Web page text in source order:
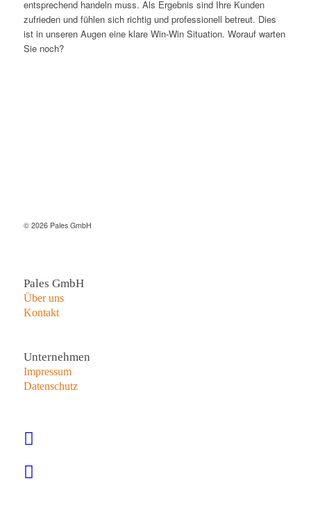
entsprechend handeln muss. Als Ergebnis sind Ihre Kunden
zufrieden und fühlen sich richtig und professionell betreut. Dies
ist in unseren Augen eine klare Win-Win Situation. Worauf warten
Sie noch?
© 2026 Pales GmbH
Pales GmbH
Über uns
Kontakt
Unternehmen
Impressum
Datenschutz